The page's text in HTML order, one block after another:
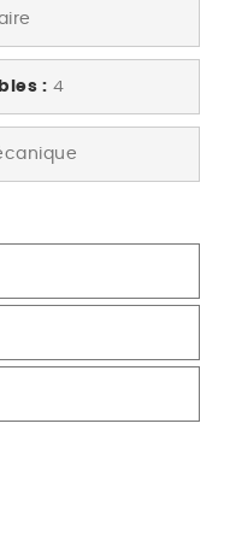
: 4